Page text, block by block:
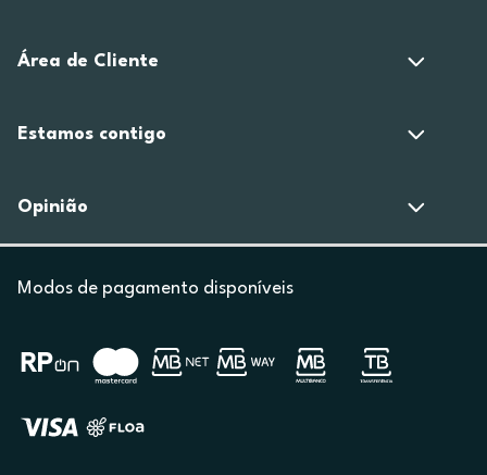
Área de Cliente
Estamos contigo
Opinião
Modos de pagamento disponíveis